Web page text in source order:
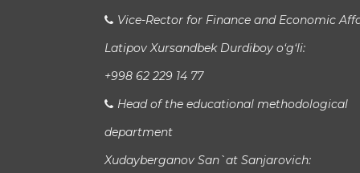
Vice-Rector for Finance and Economic
Latipov Xursandbek Durdiboy o‘g‘li:
+998 62 229 14 77
Head of the educational methodological
department
Xudayberganov San`at Sanjarovich: